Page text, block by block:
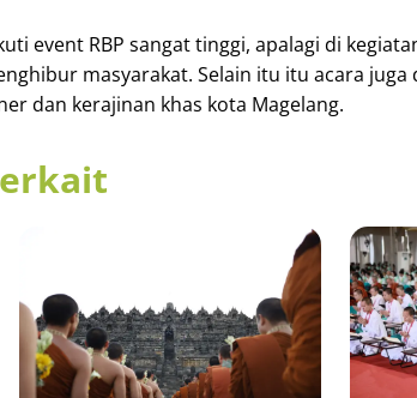
event RBP sangat tinggi, apalagi di
masyarakat. Selain itu itu acara juga
dan kerajinan khas kota Magelang.